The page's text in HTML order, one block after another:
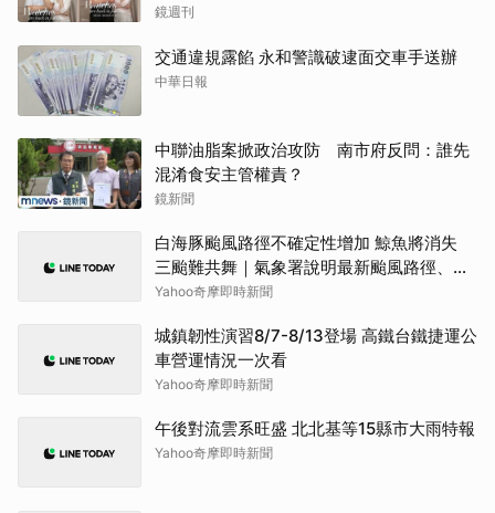
鏡週刊
交通違規露餡 永和警識破逮面交車手送辦
中華日報
中聯油脂案掀政治攻防 南市府反問：誰先
混淆食安主管權責？
鏡新聞
白海豚颱風路徑不確定性增加 鯨魚將消失
三颱難共舞｜氣象署說明最新颱風路徑、影
響範圍
Yahoo奇摩即時新聞
城鎮韌性演習8/7-8/13登場 高鐵台鐵捷運公
車營運情況一次看
Yahoo奇摩即時新聞
午後對流雲系旺盛 北北基等15縣市大雨特報
Yahoo奇摩即時新聞